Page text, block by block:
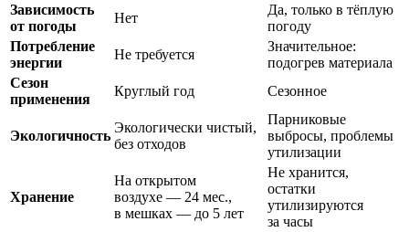
Зависимость
от погоды
Нет
Да, только в тёплую
погоду
Потребление
энергии
Не требуется
Значительное:
подогрев материала
Сезон
применения
Круглый год Сезонное
Экологичность
Экологически чистый,
без отходов
Парниковые
выбросы, проблемы
утилизации
Хранение
На открытом
воздухе — 24 мес.,
в мешках — до 5 лет
Не хранится,
остатки
утилизируются
за часы